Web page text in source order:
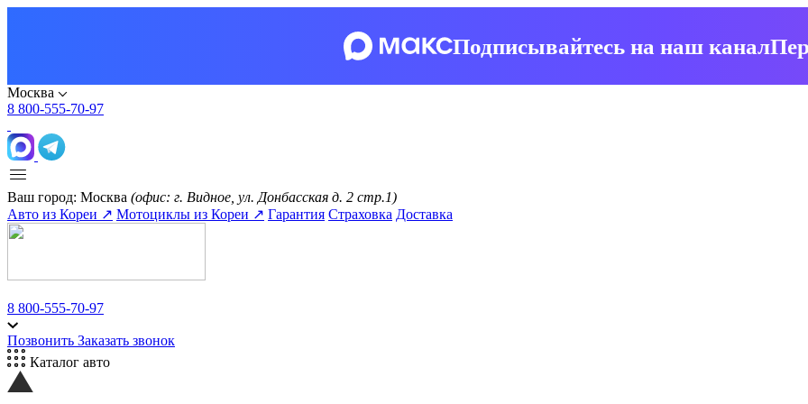
Подписывайтесь на наш канал
Москва
8 800-555-70-97
Ваш город: Москва (офис: г. Видное, ул. Донбасская д. 2 стр.1)
Авто из Кореи ↗ Мотоциклы из Кореи ↗ Гарантия Страховка Доставка
8 800-555-70-97
Позвонить Заказать звонок
Каталог авто